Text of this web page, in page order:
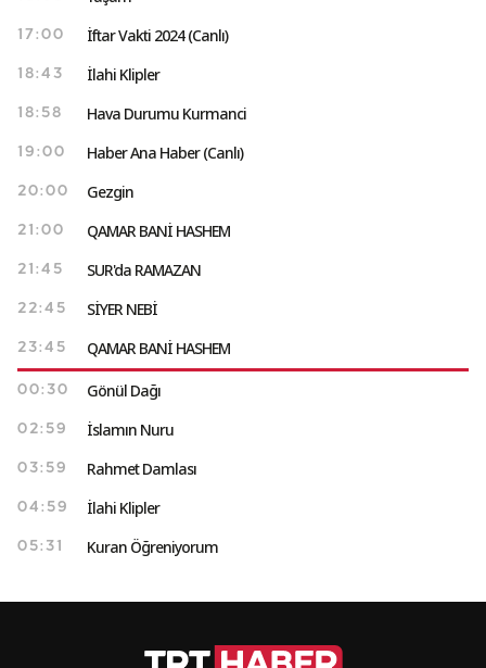
17:00 İftar Vakti 2024 (Canlı)
18:43 İlahi Klipler
18:58 Hava Durumu Kurmanci
19:00 Haber Ana Haber (Canlı)
20:00 Gezgin
21:00 QAMAR BANİ HASHEM
21:45 SUR'da RAMAZAN
22:45 SİYER NEBİ
23:45 QAMAR BANİ HASHEM
00:30 Gönül Dağı
02:59 İslamın Nuru
03:59 Rahmet Damlası
04:59 İlahi Klipler
05:31 Kuran Öğreniyorum